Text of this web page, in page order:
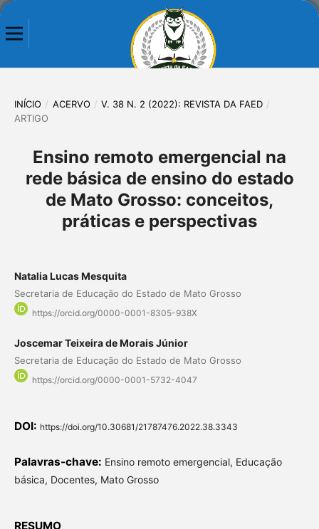
INÍCIO / ACERVO / V. 38 N. 2 (2022): REVISTA DA FAED /
ARTIGO
Ensino remoto emergencial na
rede básica de ensino do estado
de Mato Grosso: conceitos,
práticas e perspectivas
Natalia Lucas Mesquita
Secretaria de Educação do Estado de Mato Grosso
https://orcid.org/0000-0001-8305-938X
Joscemar Teixeira de Morais Júnior
Secretaria de Educação do Estado de Mato Grosso
https://orcid.org/0000-0001-5732-4047
DOI: https://doi.org/10.30681/21787476.2022.38.3343
Palavras-chave: Ensino remoto emergencial, Educação
básica, Docentes, Mato Grosso
RESUMO